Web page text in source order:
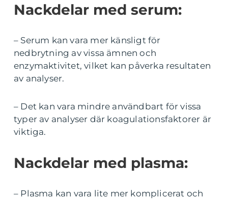
Nackdelar med serum:
– Serum kan vara mer känsligt för
nedbrytning av vissa ämnen och
enzymaktivitet, vilket kan påverka resultaten
av analyser.
– Det kan vara mindre användbart för vissa
typer av analyser där koagulationsfaktorer är
viktiga.
Nackdelar med plasma:
– Plasma kan vara lite mer komplicerat och